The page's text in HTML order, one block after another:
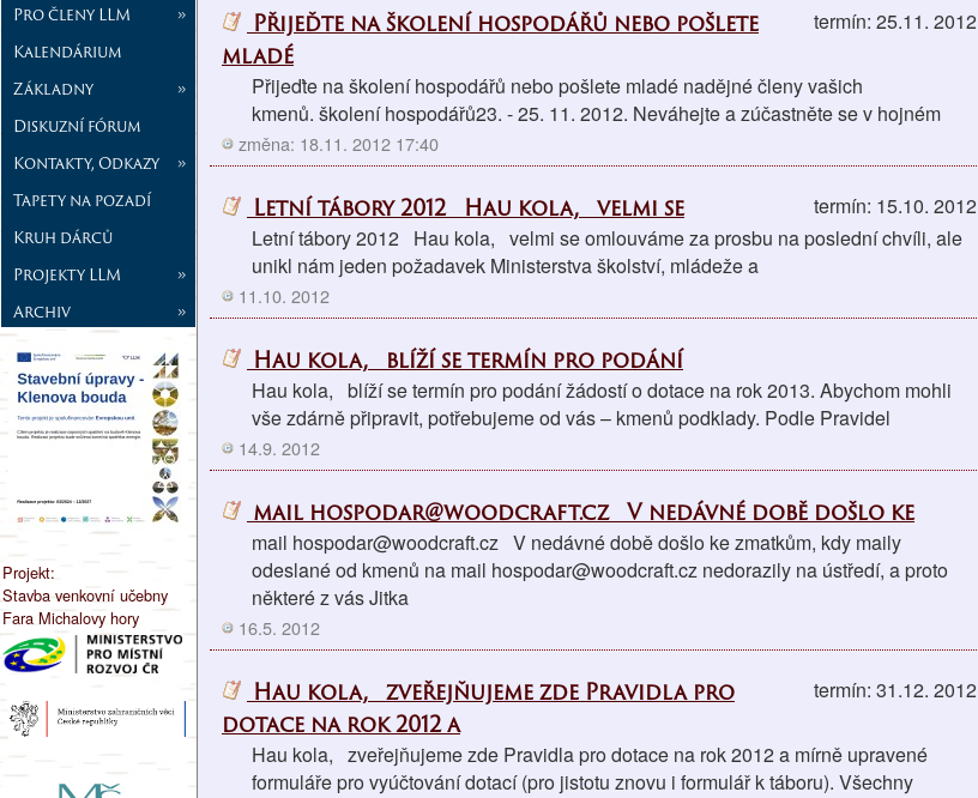
Pro členy LLM
»
Kalendárium
Základny
»
Diskuzní fórum
Kontakty, Odkazy
»
Tapety na pozadí
Kruh dárců
Projekty LLM
»
Archiv
»
Projekt:
Stavba venkovní učebny
Fara Michalovy hory
termín: 25.11. 2012
Přijeďte na školení hospodářů nebo pošlete
mladé
Přijeďte na školení hospodářů nebo pošlete mladé nadějné členy vašich
kmenů. školení hospodářů23. - 25. 11. 2012. Neváhejte a zúčastněte se v hojném
změna: 18.11. 2012 17:40
termín: 15.10. 2012
Letní tábory 2012 Hau kola, velmi se
Letní tábory 2012 Hau kola, velmi se omlouváme za prosbu na poslední chvíli, ale
unikl nám jeden požadavek Ministerstva školství, mládeže a
11.10. 2012
Hau kola, blíží se termín pro podání
Hau kola, blíží se termín pro podání žádostí o dotace na rok 2013. Abychom mohli
vše zdárně připravit, potřebujeme od vás – kmenů podklady. Podle Pravidel
14.9. 2012
mail hospodar@woodcraft.cz V nedávné době došlo ke
mail hospodar@woodcraft.cz V nedávné době došlo ke zmatkům, kdy maily
odeslané od kmenů na mail hospodar@woodcraft.cz nedorazily na ústředí, a proto
některé z vás Jitka
16.5. 2012
termín: 31.12. 2012
Hau kola, zveřejňujeme zde Pravidla pro
dotace na rok 2012 a
Hau kola, zveřejňujeme zde Pravidla pro dotace na rok 2012 a mírně upravené
formuláře pro vyúčtování dotací (pro jistotu znovu i formulář k táboru). Všechny